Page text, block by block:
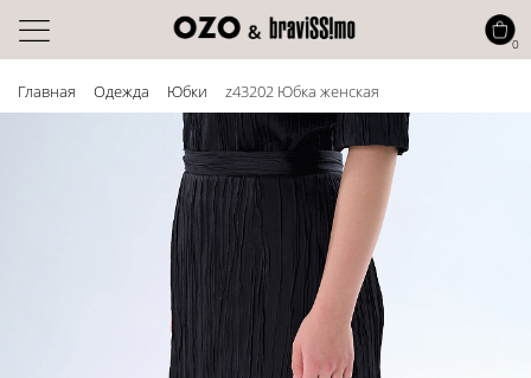
Главная Одежда Юбки z43202 Юбка женская
0